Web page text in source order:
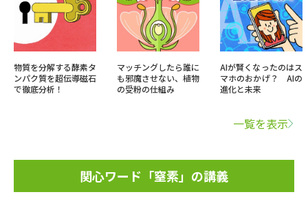
物質を分解する酵素タ
ンパク質を超伝導磁石
で徹底分析！
マッチングしたら誰に
も邪魔させない、植物
の受粉の仕組み
AIが賢くなったのはス
マホのおかげ？ AIの
進化と未来
一覧を表示
関心ワード「窒素」の講義